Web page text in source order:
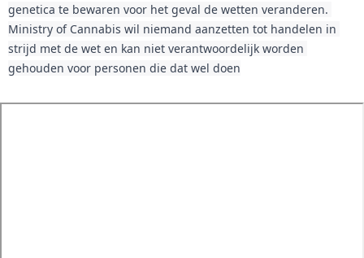
genetica te bewaren voor het geval de wetten veranderen.
Ministry of Cannabis wil niemand aanzetten tot handelen in
strijd met de wet en kan niet verantwoordelijk worden
gehouden voor personen die dat wel doen